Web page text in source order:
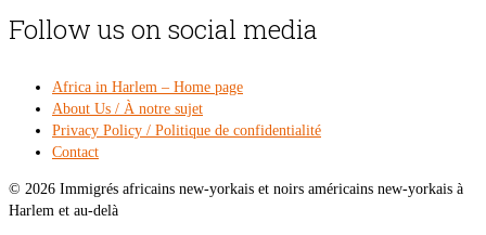
Follow us on social media
Africa in Harlem – Home page
About Us / À notre sujet
Privacy Policy / Politique de confidentialité
Contact
© 2026 Immigrés africains new-yorkais et noirs américains new-yorkais à
Harlem et au-delà